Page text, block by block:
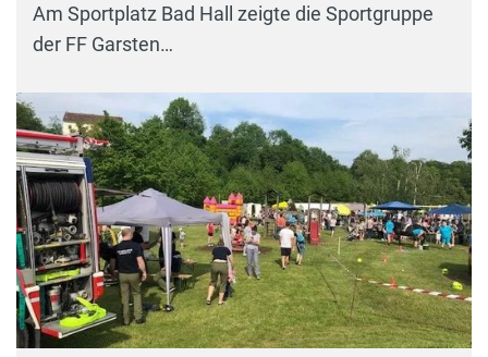
Am Sportplatz Bad Hall zeigte die Sportgruppe
der FF Garsten…